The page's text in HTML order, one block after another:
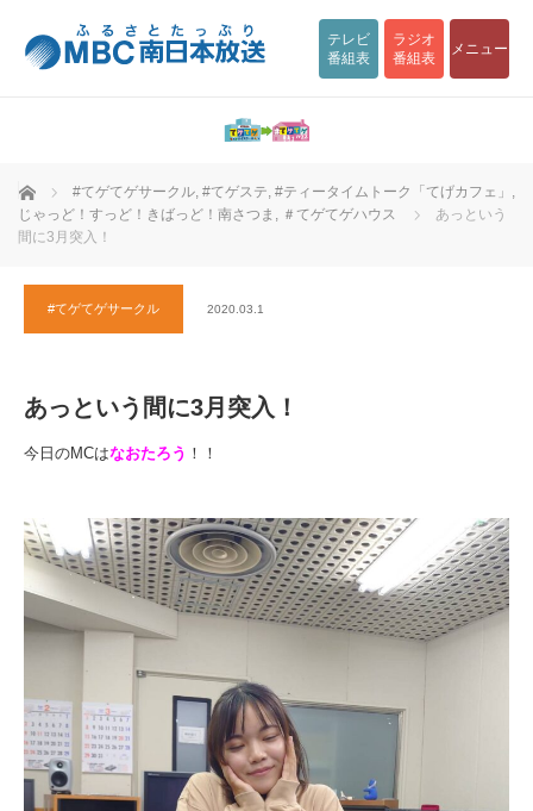
テレビ
番組表
ラジオ
番組表
メニュー
ホーム #てゲてゲサークル, #てゲステ, #ティータイムトーク「てげカフェ」 ,
じゃっど！すっど！きばっど！南さつま , ＃てゲてゲハウス
あっという
間に3月突入！
#てゲてゲサークル 2020.03.1
あっという間に3月突入！
今日のMCはなおたろう ！！